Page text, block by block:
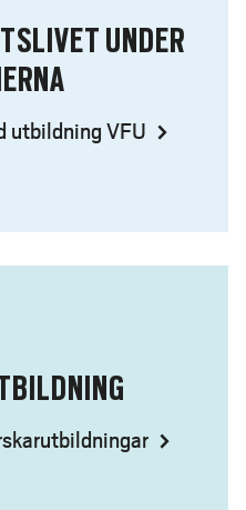
UNDER
utbildning VFU